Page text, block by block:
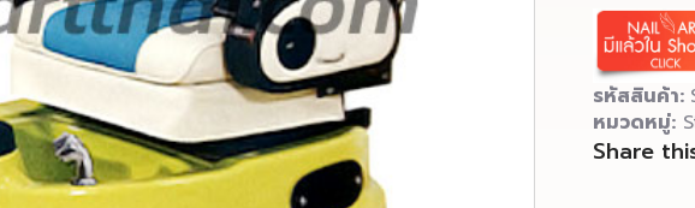
รหัสสินค้า:
หมวดหมู่:
Share